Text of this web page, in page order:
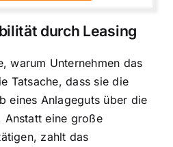
durch Leasing
warum Unternehmen das
Tatsache, dass sie die
eines Anlageguts über die
Anstatt eine große
zahlt das